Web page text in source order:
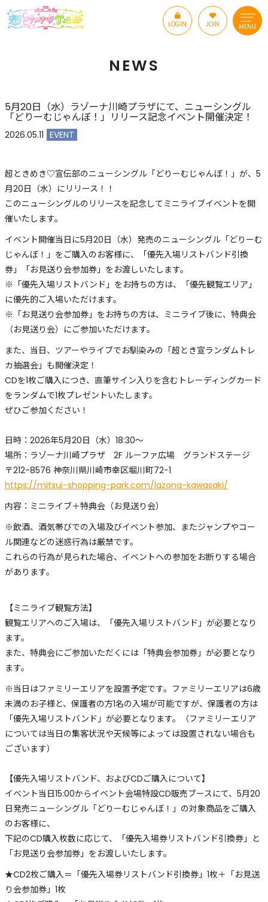
LOGIN JOIN MENU
NEWS
5月20日（水）ラゾーナ川崎プラザにて、ニューシングル
「どりーむじゃんぼ！」リリース記念イベント開催決定！
2026.05.11 EVENT
超ときめき♡宣伝部のニューシングル「どりーむじゃんぼ！」が、5
月20日（水）にリリース！！
このニューシングルのリリースを記念してミニライブイベントを開
催いたします。
イベント開催当日に5月20日（水）発売のニューシングル「どりーむ
じゃんぼ！」をご購入のお客様に、「優先入場リストバンド引換
券」「お見送り会参加券」をお渡しいたします。
※「優先入場リストバンド」をお持ちの方は、「優先観覧エリア」
に優先的ご入場いただけます。
※「お見送り会参加券」をお持ちの方は、ミニライブ後に、特典会
（お見送り会）にご参加いただけます。
また、当日、ツアーやライブでお馴染みの「超とき宣ランダムトレ
カ抽選会」も開催決定！
CDを1枚ご購入につき、直筆サイン入りを含むトレーディングカード
をランダムで1枚プレゼントいたします。
ぜひご参加ください！
日時：2026年5月20日（水）18:30～
場所：ラゾーナ川崎プラザ 2F ルーファ広場 グランドステージ
〒212-8576 神奈川県川崎市幸区堀川町72−1
https://mitsui-shopping-park.com/lazona-kawasaki/
内容：ミニライブ＋特典会（お見送り会）
※飲酒、酒気帯びでの入場及びイベント参加、またジャンプやコー
ル関連などの迷惑行為は厳禁です。
これらの行為が見られた場合、イベントへの参加をお断りする場合
があります。
【ミニライブ観覧方法】
観覧エリアへのご入場は、「優先入場リストバンド」が必要となり
ます。
また、特典会にご参加いただくには「特典会参加券」が必要となり
ます。
※当日はファミリーエリアを設置予定です。ファミリーエリアは6歳
未満のお子様と、保護者の方1名の入場が可能ですが、保護者の方は
「優先入場リストバンド」が必要となります。（ファミリーエリア
については当日の集客状況や天候等によっては設置されない場合も
ございます）
【優先入場リストバンド、およびCDご購入について】
イベント当日15:00からイベント会場特設CD販売ブースにて、5月20
日発売ニューシングル「どりーむじゃんぼ！」の対象商品をご購入
のお客様に、
下記のCD購入枚数に応じて、「優先入場券リストバンド引換券」と
「お見送り会参加券」をお渡しいたします。
★CD2枚ご購入＝「優先入場券リストバンド引換券」1枚＋「お見送
り会参加券」1枚